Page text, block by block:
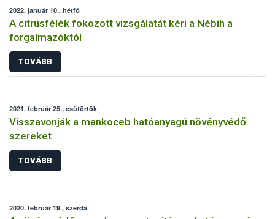
2022. január 10., hétfő
A citrusfélék fokozott vizsgálatát kéri a Nébih a
forgalmazóktól
TOVÁBB
2021. február 25., csütörtök
Visszavonják a mankoceb hatóanyagú növényvédő
szereket
TOVÁBB
2020. február 19., szerda